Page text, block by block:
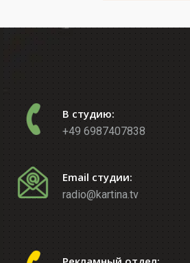
В студию:
+49 6987407838
Email студии:
radio@kartina.tv